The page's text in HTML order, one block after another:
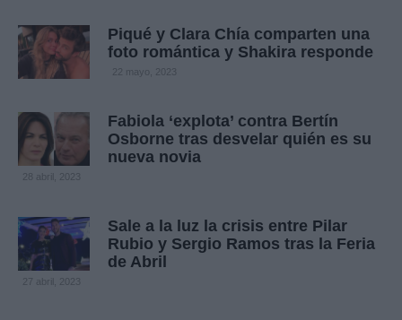
Piqué y Clara Chía comparten una
foto romántica y Shakira responde
22 mayo, 2023
Fabiola ‘explota’ contra Bertín
Osborne tras desvelar quién es su
nueva novia
28 abril, 2023
Sale a la luz la crisis entre Pilar
Rubio y Sergio Ramos tras la Feria
de Abril
27 abril, 2023